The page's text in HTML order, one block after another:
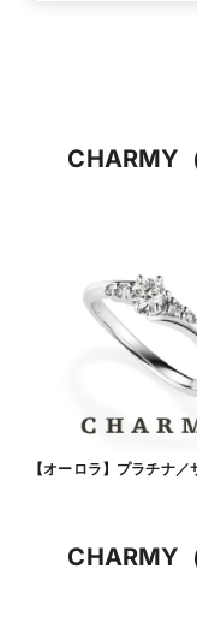
CHARMY
【オーロラ】プラチナ
CHARMY